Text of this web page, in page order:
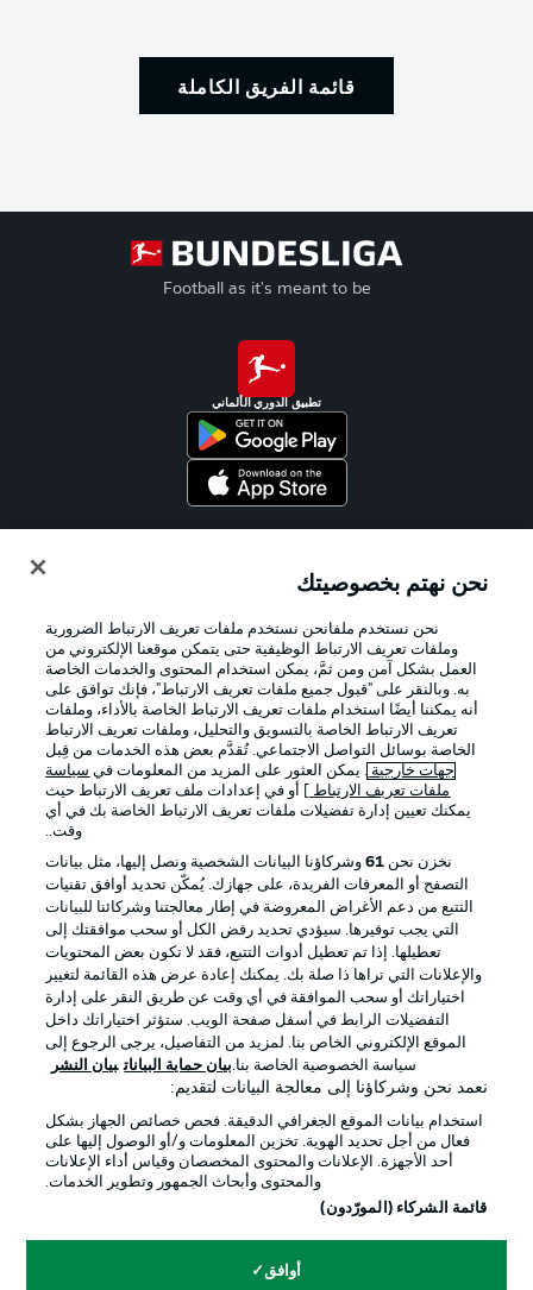
قائمة الفريق الكاملة
Football as it's meant to be
تطبيق الدوري الألماني
الإعلانات الإخطارات القانونية
شروط الاستخدام القنوات الناقلة
الوظائف جهة النشر
تواصل معنا اللاعبون
© 2026 Bundesliga-Gruppe GmbH
نحن نهتم بخصوصيتك
نحن نستخدم ملفانحن نستخدم ملفات تعريف الارتباط الضرورية
وملفات تعريف الارتباط الوظيفية حتى يتمكن موقعنا الإلكتروني من
العمل بشكل آمن ومن ثمَّ، يمكن استخدام المحتوى والخدمات الخاصة
به. وبالنقر على "قبول جميع ملفات تعريف الارتباط"، فإنك توافق على
أنه يمكننا أيضًا استخدام ملفات تعريف الارتباط الخاصة بالأداء، وملفات
تعريف الارتباط الخاصة بالتسويق والتحليل، وملفات تعريف الارتباط
الخاصة بوسائل التواصل الاجتماعي. تُقدَّم بعض هذه الخدمات من قِبل
جهات خارجية . يمكن العثور على المزيد من المعلومات في سياسة
ملفات تعريف الارتباط
] أو في إعدادات ملف تعريف الارتباط حيث
يمكنك تعيين إدارة تفضيلات ملفات تعريف الارتباط الخاصة بك في أي
وقت..
نخزن نحن 61وشركاؤنا البيانات الشخصية ونصل إليها، مثل بيانات
التصفح أو المعرفات الفريدة، على جهازك. يُمكّن تحديد أوافق تقنيات
التتبع من دعم الأغراض المعروضة في إطار معالجتنا وشركائنا للبيانات
التي يجب توفيرها. سيؤدي تحديد رفض الكل أو سحب موافقتك إلى
تعطيلها. إذا تم تعطيل أدوات التتبع، فقد لا تكون بعض المحتويات
والإعلانات التي تراها ذا صلة بك. يمكنك إعادة عرض هذه القائمة لتغيير
اختياراتك أو سحب الموافقة في أي وقت عن طريق النقر على إدارة
التفضيلات الرابط في أسفل صفحة الويب. ستؤثر اختياراتك داخل
الموقع الإلكتروني الخاص بنا. لمزيد من التفاصيل، يرجى الرجوع إلى
سياسة الخصوصية الخاصة بنا.بيان حماية البيانات بيان النشر
نعمد نحن وشركاؤنا إلى معالجة البيانات لتقديم:
استخدام بيانات الموقع الجغرافي الدقيقة. فحص خصائص الجهاز بشكل
فعال من أجل تحديد الهوية. تخزين المعلومات و/أو الوصول إليها على
أحد الأجهزة. الإعلانات والمحتوى المخصصان وقياس أداء الإعلانات
والمحتوى وأبحاث الجمهور وتطوير الخدمات.
قائمة الشركاء (المورّدون)
أوافق